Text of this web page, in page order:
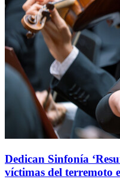
Dedican Sinfonía
víctimas del terremoto